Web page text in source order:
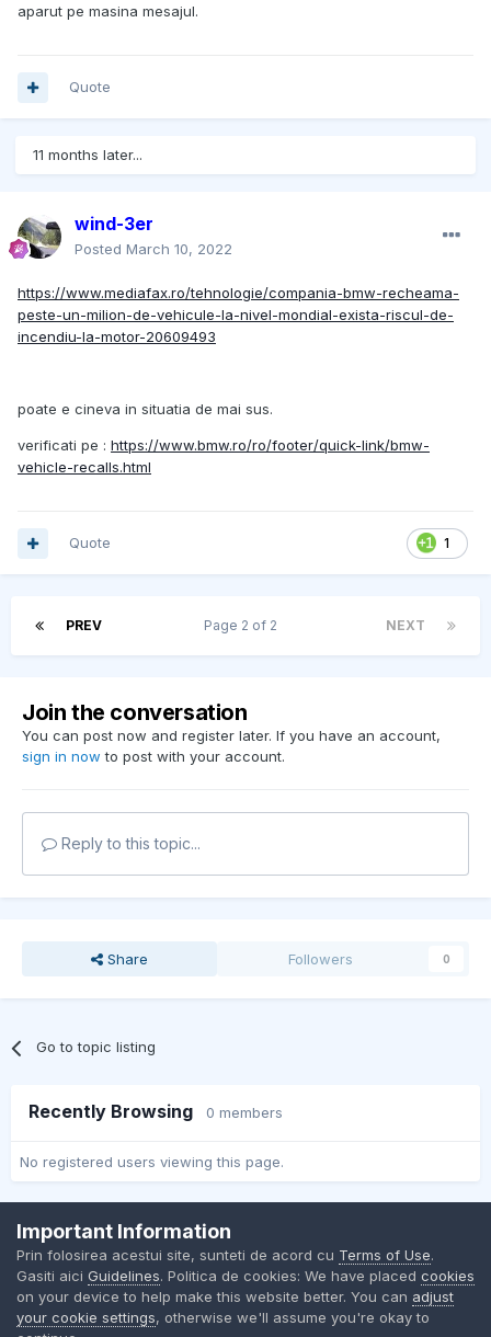
aparut pe masina mesajul.
Quote
11 months later...
wind-3er
Posted March 10, 2022
https://www.mediafax.ro/tehnologie/compania-bmw-recheama-
peste-un-milion-de-vehicule-la-nivel-mondial-exista-riscul-de-
incendiu-la-motor-20609493
poate e cineva in situatia de mai sus.
verificati pe : https://www.bmw.ro/ro/footer/quick-link/bmw-
vehicle-recalls.html
1
Quote
PREV NEXT
Page 2 of 2
Join the conversation
You can post now and register later. If you have an account,
sign in now to post with your account.
Reply to this topic...
Share Followers 0
Go to topic listing
Recently Browsing 0 members
No registered users viewing this page.
Contact Us
BMW Club Romania
Powered by Invision Community
Important Information
Prin folosirea acestui site, sunteti de acord cu Terms of Use.
Gasiti aici Guidelines. Politica de cookies: We have placed cookies
on your device to help make this website better. You can adjust
your cookie settings, otherwise we'll assume you're okay to